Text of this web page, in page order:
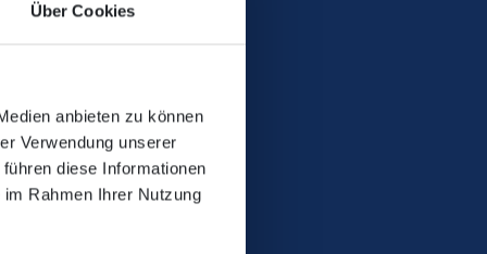
Über Cookies
anbieten zu können
Verwendung unserer
diese Informationen
Rahmen Ihrer Nutzung
kommend, ab dem
Steig L.
wird der Umstieg in andere